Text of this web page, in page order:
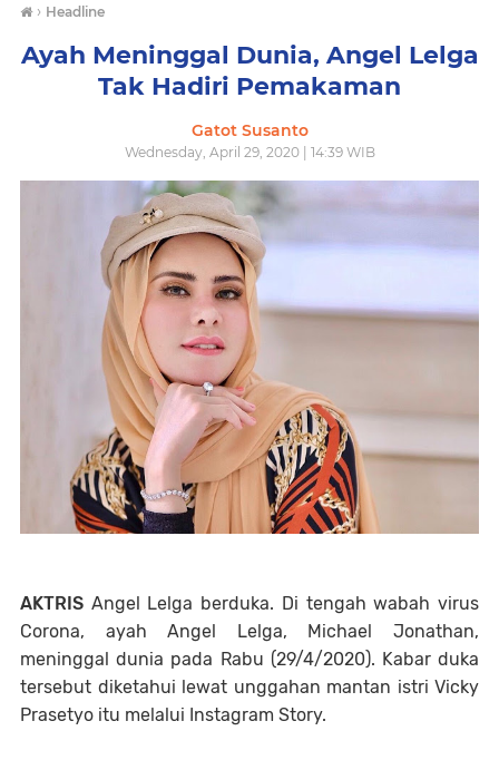
› Headline
Ayah Meninggal Dunia, Angel Lelga
Tak Hadiri Pemakaman
Gatot Susanto
Wednesday, April 29, 2020 | 14:39 WIB
AKTRIS Angel Lelga berduka. Di tengah wabah virus
Corona, ayah Angel Lelga, Michael Jonathan,
meninggal dunia pada Rabu (29/4/2020). Kabar duka
tersebut diketahui lewat unggahan mantan istri Vicky
Prasetyo itu melalui Instagram Story.